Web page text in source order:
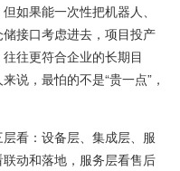
如果能一次性把机器人、
接口考虑进去，项目投产
往更符合企业的长期目
说，最怕的不是“贵一点”，
看：设备层、集成层、服
动和落地，服务层看售后